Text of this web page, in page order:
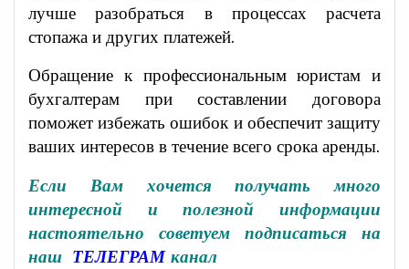
лучше разобраться в процессах расчета
стопажа и других платежей.
Обращение к профессиональным юристам и
бухгалтерам при составлении договора
поможет избежать ошибок и обеспечит защиту
ваших интересов в течение всего срока аренды.
Если Вам хочется получать много
интересной и полезной информации
настоятельно советуем подписаться на
наш ТЕЛЕГРАМ канал